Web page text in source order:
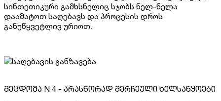
სინთეთიკური გამხსნელიც სჯობს ნელ-ნელა
დაამატოთ საღებავს და პროცესის დროს
განუწყვეტლივ ურიოთ.
შეცდომა N 4 - არასწორად შერჩეული ხელსაწყოები